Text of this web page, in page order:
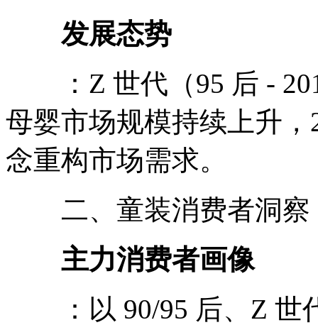
发展态势
：Z 世代（95 后 -
母婴市场规模持续上升
念重构市场需求。
二、童装消费者洞察
主力消费者画像
：以 90/95 后、Z 世